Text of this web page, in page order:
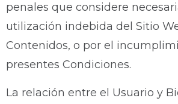
penales que considere
utilización indebida del Sitio
Contenidos, o por el
presentes Condiciones.
La relación entre el Usuario y